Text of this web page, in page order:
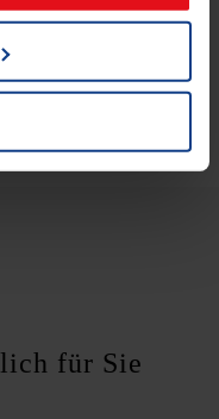
für Sie